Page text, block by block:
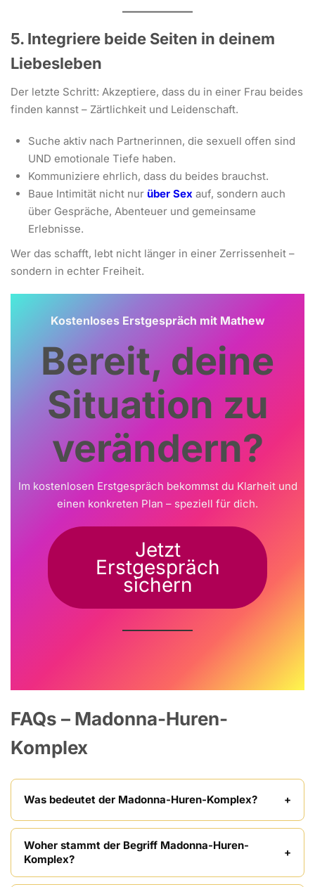
5. Integriere beide Seiten in deinem
Liebesleben
Der letzte Schritt: Akzeptiere, dass du in einer Frau beides
finden kannst – Zärtlichkeit und Leidenschaft.
Suche aktiv nach Partnerinnen, die sexuell offen sind
UND emotionale Tiefe haben.
Kommuniziere ehrlich, dass du beides brauchst.
Baue Intimität nicht nur über Sex auf, sondern auch
über Gespräche, Abenteuer und gemeinsame
Erlebnisse.
Wer das schafft, lebt nicht länger in einer Zerrissenheit –
sondern in echter Freiheit.
Kostenloses Erstgespräch mit Mathew
Bereit, deine
Situation zu
verändern?
Im kostenlosen Erstgespräch bekommst du Klarheit und
einen konkreten Plan – speziell für dich.
Jetzt
Erstgespräch
sichern
FAQs – Madonna-Huren-
Komplex
Was bedeutet der Madonna-Huren-Komplex?
Woher stammt der Begriff Madonna-Huren-
Komplex?